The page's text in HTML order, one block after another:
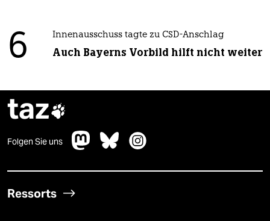
6 Innenausschuss tagte zu CSD-Anschlag
Auch Bayerns Vorbild hilft nicht weiter
taz
Folgen Sie uns
Ressorts